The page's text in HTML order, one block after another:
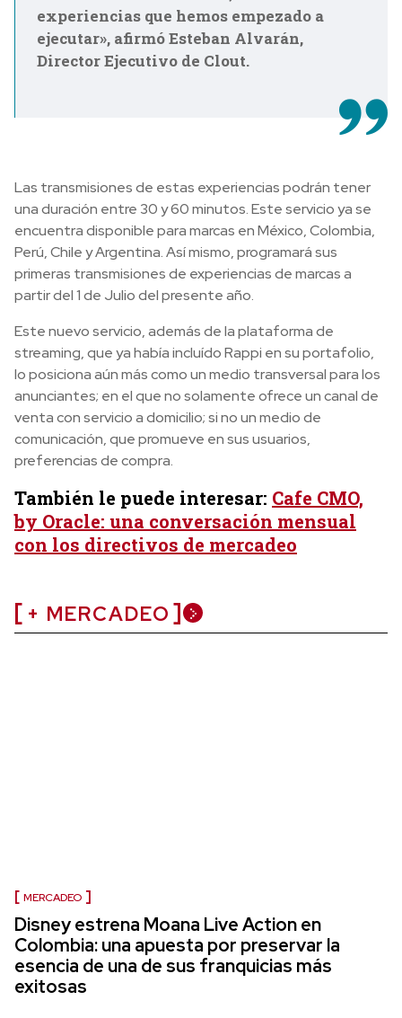
experiencias que hemos empezado a
ejecutar», afirmó Esteban Alvarán,
Director Ejecutivo de Clout.
Las transmisiones de estas experiencias podrán tener
una duración entre 30 y 60 minutos. Este servicioya se
encuentra disponible para marcas en México, Colombia,
Perú, Chile y Argentina. Así mismo, programará sus
primeras transmisiones de experiencias de marcas a
partir del 1 de Julio del presente año.
Este nuevo servicio, además de la plataforma de
streaming, que ya había incluído Rappi en su portafolio,
lo posiciona aún más como un medio transversal para los
anunciantes; en el que no solamente ofrece un canal de
venta con servicio a domicilio; si no un medio de
comunicación, que promueve en sus usuarios,
preferencias de compra.
También le puede interesar: Cafe CMO,
by Oracle: una conversación mensual
con los directivos de mercadeo
+ MERCADEO
MERCADEO
Disney estrena Moana Live Action en
Colombia: una apuesta por preservar la
esencia de una de sus franquicias más
exitosas